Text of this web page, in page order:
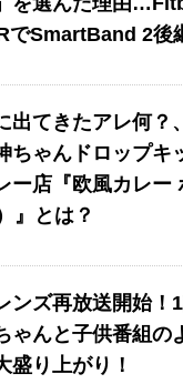
でSmartBand 2後
出てきたアレ何？
ちゃんドロップキ
ー店『欧風カレー
』とは？
ンズ再放送開始！
ゃんと子供番組の
盛り上がり！